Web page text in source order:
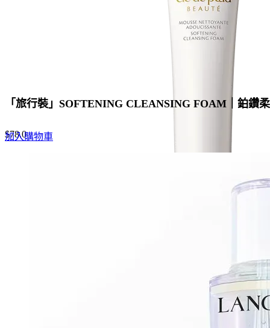
「旅行裝」SOFTENING CLEANSING FOAM｜鉑鑽
$78.0
加入購物車